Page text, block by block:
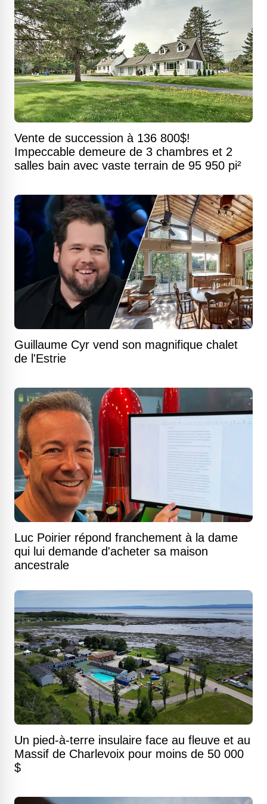
Vente de succession à 136 800$!
Impeccable demeure de 3 chambres et 2
salles bain avec vaste terrain de 95 950 pi²
Guillaume Cyr vend son magnifique chalet
de l'Estrie
Luc Poirier répond franchement à la dame
qui lui demande d'acheter sa maison
ancestrale
Un pied-à-terre insulaire face au fleuve et au
Massif de Charlevoix pour moins de 50 000
$